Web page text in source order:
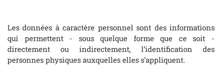
Les données à caractère personnel sont des informations
qui permettent - sous quelque forme que ce soit -
directement ou indirectement, l’identification des
personnes physiques auxquelles elles s’appliquent.